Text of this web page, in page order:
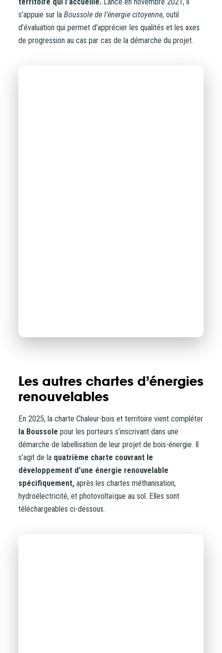
s’appuie sur la Boussole de l’énergie citoyenne, outil
d’évaluation qui permet d’apprécier les qualités et les axes
de progression au cas par cas de la démarche du projet.
Guide de la
labellisation Énergie
Partagée
Thématiques
Animation Interne
Mobilisation Citoyenne
Filières énergétiques
Consulter
Accès libre
Les autres chartes d’énergies
renouvelables
En 2025, la charte Chaleur-bois et territoire vient compléter
la Boussole pour les porteurs s’inscrivant dans une
démarche de labellisation de leur projet de bois-énergie. Il
s’agit de la quatrième charte couvrant le
développement d’une énergie renouvelable
spécifiquement, après les chartes méthanisation,
hydroélectricité, et photovoltaïque au sol. Elles sont
téléchargeables ci-dessous.
NB : si vous souscrivez en tant que personne morale
(société, …), votre souscription peut être soumise à
validation par nos instances avant d’être effective.